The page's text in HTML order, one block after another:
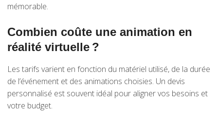
mémorable.
Combien coûte une animation en
réalité virtuelle ?
Les tarifs varient en fonction du matériel utilisé, de la durée
de l’événement et des animations choisies. Un devis
personnalisé est souvent idéal pour aligner vos besoins et
votre budget.